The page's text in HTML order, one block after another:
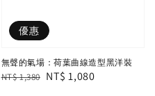
優惠
無聲的氣場：荷葉曲線造型黑洋裝
Regular
NT$ 1,380 Sale
NT$ 1,080